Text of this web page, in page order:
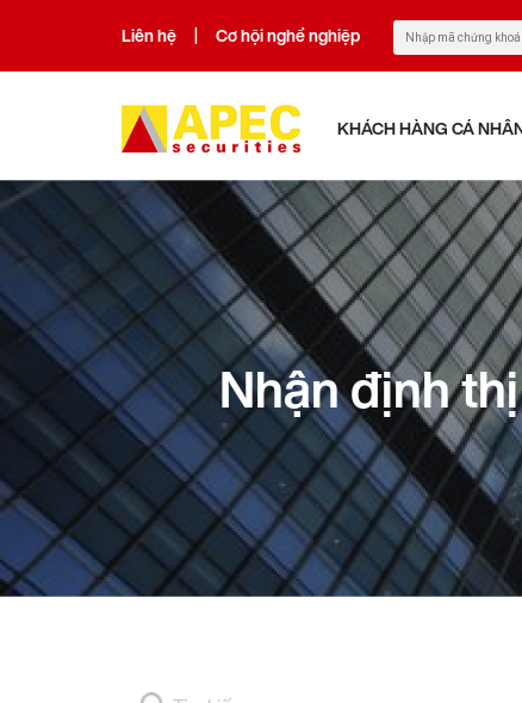
Liên hệ | Cơ hội nghề nghiệp
KHÁCH HÀNG CÁ
Nhận định